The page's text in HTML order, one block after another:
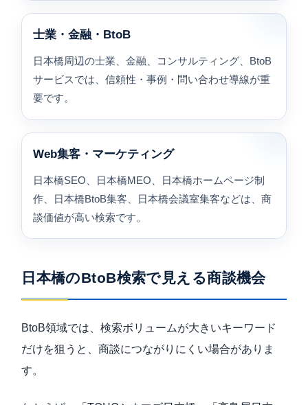
士業・金融・BtoB
日本橋周辺の士業、金融、コンサルティング、BtoB
サービスでは、信頼性・事例・問い合わせ導線が重
要です。
Web集客・マーケティング
日本橋SEO、日本橋MEO、日本橋ホームページ制
作、日本橋BtoB集客、日本橋会議室集客などは、商
談価値が高い検索です。
日本橋のBtoB検索で見える商談機会
BtoB領域では、検索ボリュームが大きいキーワード
だけを狙うと、商談につながりにくい場合がありま
す。